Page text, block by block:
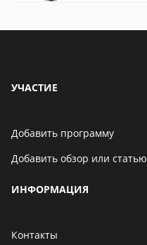
УЧАСТИЕ
Добавить программу
Добавить обзор или статью
ИНФОРМАЦИЯ
Контакты